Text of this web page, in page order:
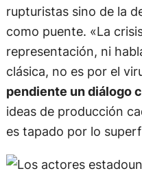
rupturistas sino de la
como puente. «La
representación, ni
clásica, no es por el
pendiente un diálogo
ideas de producción
es tapado por lo